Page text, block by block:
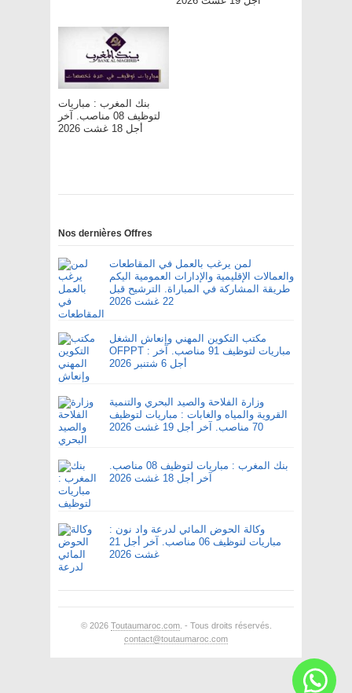
بنك المغرب : مباريات
لتوظيف 08 مناصب. آخر
أجل 18 غشت 2026
Nos dernières Offres
لمن يرغب بالعمل في المقاطعات
والعمالات الإقليمية والإدارات العمومية اليكم
طريقة المشاركة في المباراة. الترشيح قبل
22 غشت 2026
مكتب التكوين المهني وإنعاش الشغل
OFPPT : مباريات لتوظيف 91 مناصب. آخر
أجل 6 شتنبر 2026
وزارة الفلاحة والصيد البحري والتنمية
القروية والمياه والغابات : مباريات لتوظيف
70 مناصب. آخر أجل 19 غشت 2026
بنك المغرب : مباريات لتوظيف 08 مناصب.
آخر أجل 18 غشت 2026
وكالة الحوض المائي لدرعة واد نون :
مباريات لتوظيف 06 مناصب. آخر أجل 21
غشت 2026
© 2026 Toutaumaroc.com. - Tous droits réservés.
contact@toutaumaroc.com